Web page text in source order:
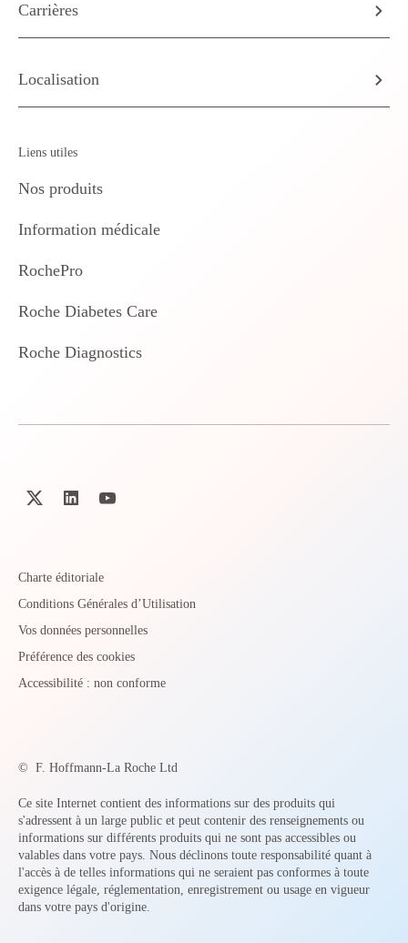
Carrières
Localisation
Liens utiles
Nos produits
Information médicale
RochePro
Roche Diabetes Care
Roche Diagnostics
Charte éditoriale
Conditions Générales d’Utilisation
Vos données personnelles
Préférence des cookies
Accessibilité : non conforme
© F. Hoffmann-La Roche Ltd
Ce site Internet contient des informations sur des produits qui
s'adressent à un large public et peut contenir des renseignements ou
informations sur différents produits qui ne sont pas accessibles ou
valables dans votre pays. Nous déclinons toute responsabilité quant à
l'accès à de telles informations qui ne seraient pas conformes à toute
exigence légale, réglementation, enregistrement ou usage en vigueur
dans votre pays d'origine.